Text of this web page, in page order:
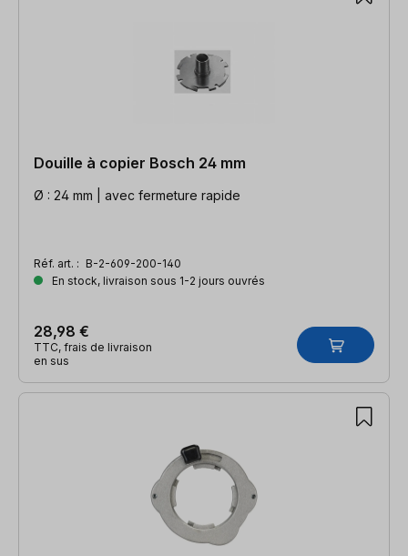
Douille à copier Bosch 24 mm
Ø : 24 mm | avec fermeture rapide
Réf. art. : B-2-609-200-140
En stock, livraison sous 1-2 jours ouvrés
28,98 €
TTC, frais de livraison
en sus